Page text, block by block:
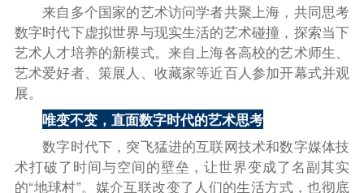
来自多个国家的艺术访问学者共聚上海，共同思考
数字时代下虚拟世界与现实生活的艺术碰撞，探索当下
艺术人才培养的新模式。来自上海各高校的艺术师生、
艺术爱好者、策展人、收藏家等近百人参加开幕式并观
展。
唯变不变，直面数字时代的艺术思考
数字时代下 ，突飞猛进的互联网技术和数字媒体技
术打破了时间与空间的壁垒，让世界变成了名副其实
的“地球村”。媒介互联改变了人们的生活方式，也彻底